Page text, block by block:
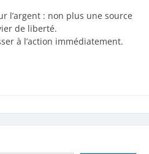
l’argent : non plus une source
de liberté.
à l’action immédiatement.